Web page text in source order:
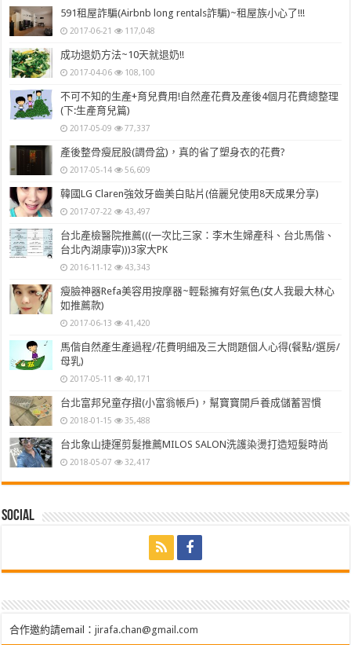
591租屋詐騙(Airbnb long rentals詐騙)~租屋族小心了!!!
2017-06-21 117,048
成功退奶方法~10天就退奶!!
2017-04-06 108,100
不可不知的生產+育兒費用!自然產花費及產後4個月花費總整理
(下:生產育兒篇)
2017-05-09 77,337
產後整骨瘦屁股(調骨盆)，真的省了塑身衣的花費?
2017-05-14 56,609
韓國LG Claren強效牙齒美白貼片(倍麗兒使用8天成果分享)
2017-07-22 43,497
台北產檢醫院推薦(((一次比三家：李木生婦產科、台北馬偕、
台北內湖康寧)))3家大PK
2016-11-12 43,343
瘦臉神器Refa美容用按摩器~輕鬆擁有好氣色(女人我最大林心
如推薦款)
2017-06-13 41,420
馬偕自然產生產過程/花費明細及三大問題個人心得(餐點/選房/
母乳)
2017-05-11 40,171
台北富邦兒童存摺(小富翁帳戶)，幫寶寶開戶養成儲蓄習慣
2018-01-15 35,488
台北象山捷運剪髮推薦MILOS SALON洗護染燙打造短髮時尚
2018-05-07 32,417
Social
合作邀約請email：jirafa.chan@gmail.com